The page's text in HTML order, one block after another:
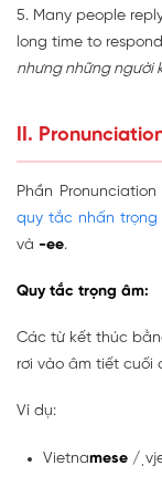
5. Many people
long time to
nhưng những người
II.
Phần
quy tắc nhấn trọng
và -ee.
Quy tắc trọng âm:
Các từ kết thúc
rơi vào âm tiết cuối
Ví dụ:
Vietnamese /